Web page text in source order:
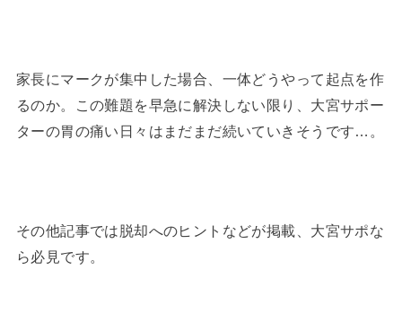
家長にマークが集中した場合、一体どうやって起点を作
るのか。この難題を早急に解決しない限り、大宮サポー
ターの胃の痛い日々はまだまだ続いていきそうです…。
その他記事では脱却へのヒントなどが掲載、大宮サポな
ら必見です。